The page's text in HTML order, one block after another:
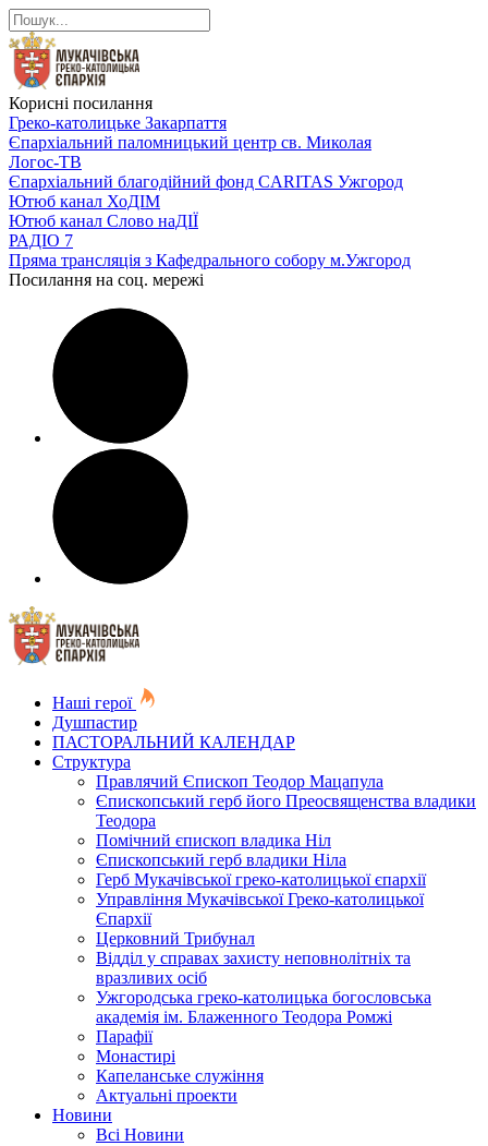
Корисні посилання
Греко-католицьке Закарпаття
Єпархіальний паломницький центр св. Миколая
Логос-ТВ
Єпархіальний благодійний фонд CARITAS Ужгород
Ютюб канал ХоДІМ
Ютюб канал Слово наДІЇ
РАДІО 7
Пряма трансляція з Кафедрального собору м.Ужгород
Посилання на соц. мережі
Наші герої
Душпастир
ПАСТОРАЛЬНИЙ КАЛЕНДАР
Структура
Правлячий Єпископ Теодор Мацапула
Єпископський герб його Преосвященства владики
Теодора
Помічний єпископ владика Ніл
Єпископський герб владики Ніла
Герб Мукачівської греко-католицької єпархії
Управління Мукачівської Греко-католицької
Єпархії
Церковний Трибунал
Відділ у справах захисту неповнолітніх та
вразливих осіб
Ужгородська греко-католицька богословська
академія ім. Блаженного Теодора Ромжі
Парафії
Монастирі
Капеланське служіння
Актуальні проекти
Новини
Всі Новини